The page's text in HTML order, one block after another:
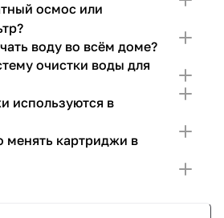
осмос или
воду во всём доме?
очистки воды для
используются в
менять картриджи в